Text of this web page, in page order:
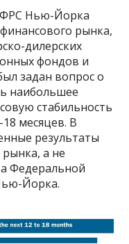
ФРС Нью-Йорка
рынка,
дилерских
фондов и
задан вопрос о
наибольшее
стабильность
месяцев. В
результаты
а не
Федеральной
Йорка.